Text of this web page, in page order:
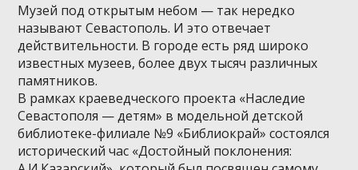
Музей под открытым небом — так нередко
называют Севастополь. И это отвечает
действительности. В городе есть ряд широко
известных музеев, более двух тысяч различных
памятников.
В рамках краеведческого проекта «Наследие
Севастополя — детям» в модельной детской
библиотеке-филиале №9 «Библиокрай» состоялся
исторический час «Достойный поклонения: